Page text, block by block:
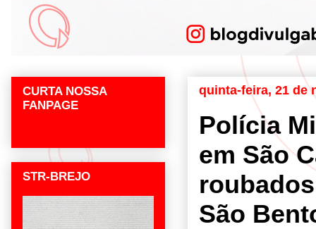
quinta-feira, 21 de
Polícia
em São
São
CURTA NOSSA
FANPAGE
STR-BREJO